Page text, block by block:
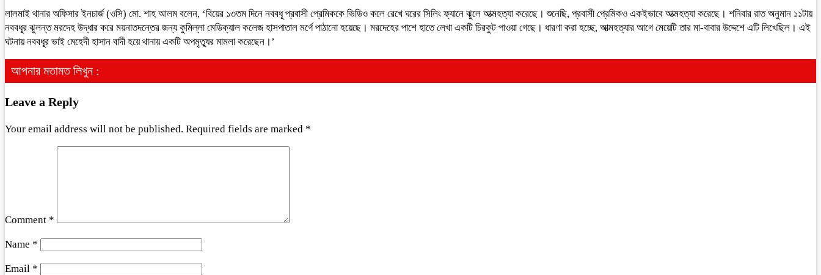
লালমাই থানার অফিসার ইনচার্জ (ওসি) মো. শাহ আলম বলেন, ‘বিয়ের ১৩তম দিনে নববধূ প্রবাসী প্রেমিককে ভিডিও কলে রেখে ঘরের সিলিং ফ্যানে ঝুলে আত্মহত্যা করেছে। শুনেছি, প্রবাসী প্রেমিকও একইভাবে আত্মহত্যা করেছে। শনিবার রাত অনুমান ১১টায়
নববধূর ঝুলন্ত মরদেহ উদ্ধার করে ময়নাতদন্তের জন্য কুমিল্লা মেডিক্যাল কলেজ হাসপাতাল মর্গে পাঠানো হয়েছে। মরদেহের পাশে হাতে লেখা একটি চিরকুট পাওয়া গেছে। ধারণা করা হচ্ছে, আত্মহত্যার আগে মেয়েটি তার মা-বাবার উদ্দেশে এটি লিখেছিল। এই
ঘটনায় নববধূর ভাই মেহেদী হাসান বাদী হয়ে থানায় একটি অপমৃত্যুর মামলা করেছেন।’
আপনার মতামত লিখুন :
Leave a Reply
Your email address will not be published. Required fields are marked *
Comment *
Name *
Email *